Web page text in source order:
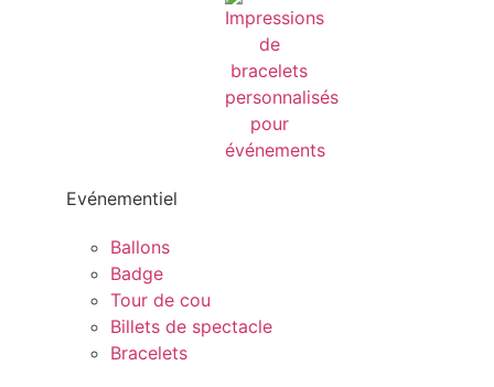
Evénementiel
Ballons
Badge
Tour de cou
Billets de spectacle
Bracelets